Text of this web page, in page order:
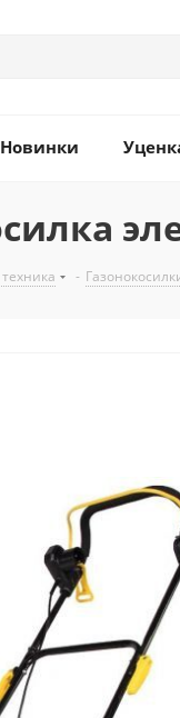
Новинки
-